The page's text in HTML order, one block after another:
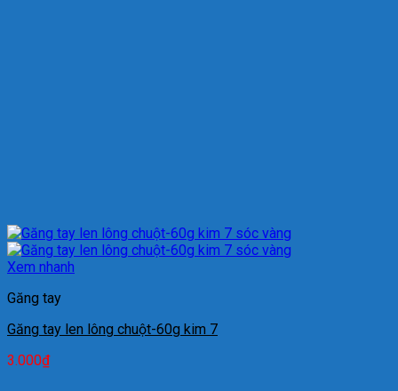
Xem nhanh
Găng tay
Găng tay len lông chuột-60g kim 7
3.000₫